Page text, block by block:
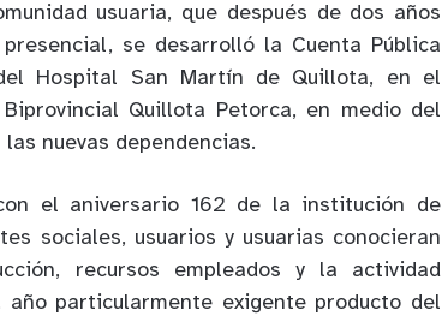
usuaria, que después de dos años
se desarrolló la Cuenta Pública
Hospital San Martín de Quillota, en el
Quillota Petorca, en medio del
nuevas dependencias.
el aniversario 162 de la institución de
sociales, usuarios y usuarias conocieran
recursos empleados y la actividad
particularmente exigente producto del